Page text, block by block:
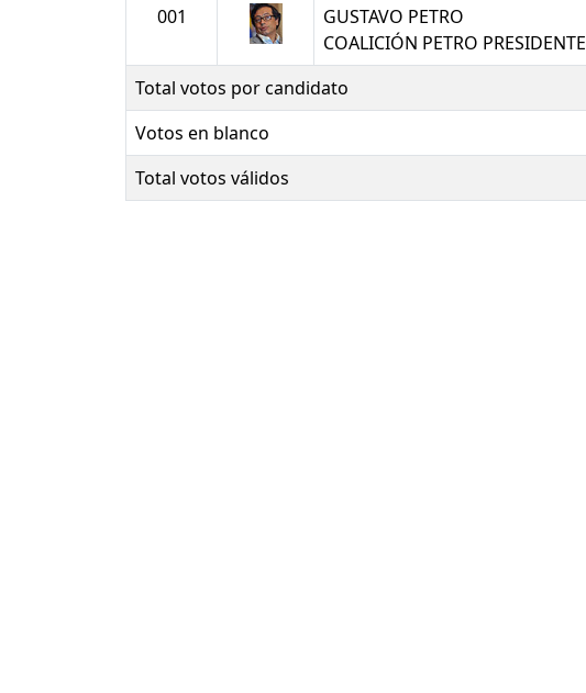
001
GUSTAVO PETRO
COALICIÓN PETRO PRESIDENTE
Total votos por candidato
Votos en blanco
Total votos válidos